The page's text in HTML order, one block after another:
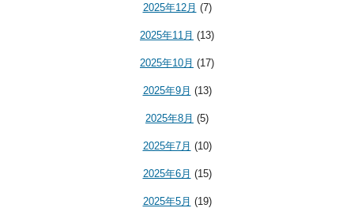
2025年12月 (7)
2025年11月 (13)
2025年10月 (17)
2025年9月 (13)
2025年8月 (5)
2025年7月 (10)
2025年6月 (15)
2025年5月 (19)